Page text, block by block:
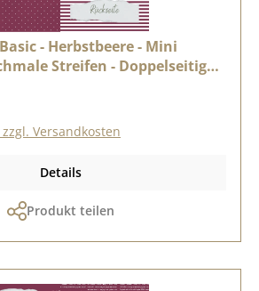
- Herbstbeere - Mini
Streifen - Doppelseitig
Versandkosten
Details
Produkt teilen